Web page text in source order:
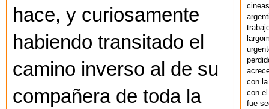
hace, y curiosamente
habiendo transitado el
camino inverso al de su
compañera de toda la
con
con
fue